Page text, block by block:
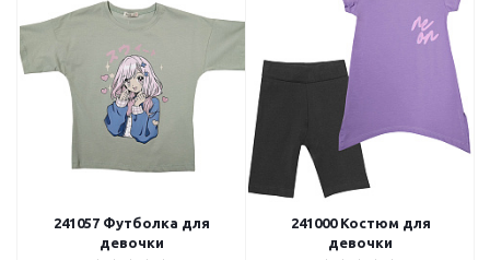
241057 Футболка для
девочки
241000 Костюм для
девочки